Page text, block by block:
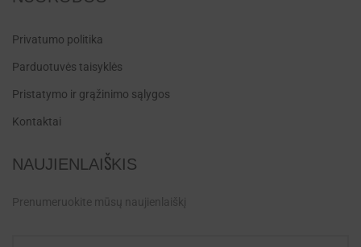
Privatumo politika
Parduotuvės taisyklės
Pristatymo ir grąžinimo sąlygos
Kontaktai
NAUJIENLAIŠKIS
Prenumeruokite mūsų naujienlaiškį